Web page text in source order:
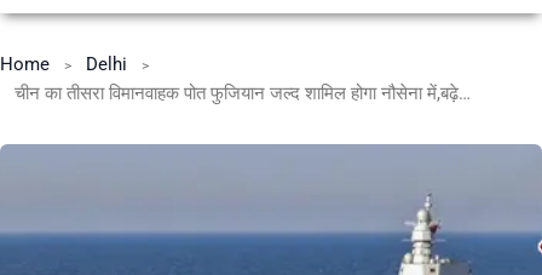
Home
Delhi
चीन का तीसरा विमानवाहक पोत फुजियान जल्द शामिल होगा नौसेना में,बढ़ेगी भारत की टेंशन